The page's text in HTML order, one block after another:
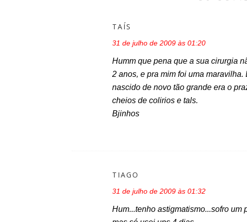
TAÍS
31 de julho de 2009 às 01:20
Humm que pena que a sua cirurgia
2 anos, e pra mim foi uma
nascido de novo tão grande era o
cheios de colirios e tals.
Bjinhos
TIAGO
31 de julho de 2009 às 01:32
Hum...tenho astigmatismo...sofro um